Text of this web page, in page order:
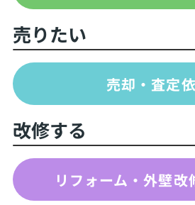
売りたい
売却・査定
改修する
リフォーム・外壁改